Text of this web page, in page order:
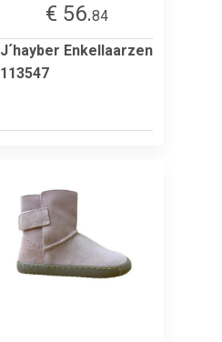
€ 56.84
J´hayber Enkellaarzen
113547